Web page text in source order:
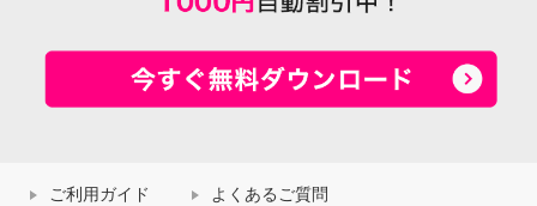
ご利用ガイド よくあるご質問